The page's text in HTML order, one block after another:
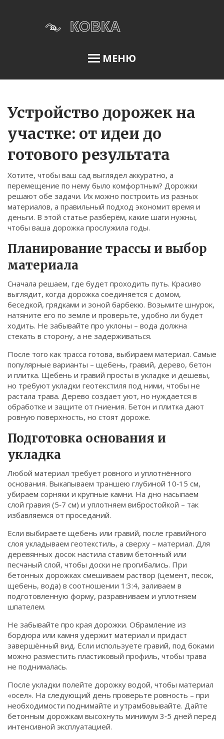
МЕНЮ
Меню
О нас
Условия использования
Политика конфиденциальности
ФЗ-152
Связаться
© 2026. Все права защищены.
Устройство дорожек на
участке: от идеи до
готового результата
Хотите, чтобы ваш сад выглядел аккуратно, а
перемещение по нему было комфортным? Дорожки
решают обе задачи. Их можно построить из разных
материалов, а правильный подход экономит время и
деньги. В этой статье разберём, какие шаги нужны,
чтобы ваша дорожка прослужила годы.
Планирование трассы и выбор
материала
Сначала решаем, где будет проходить путь. Красиво
выглядит, когда дорожка соединяется с домом,
беседкой, грядками и зоной барбекю. Возьмите шнурок,
натяните его по земле и проверьте, удобно ли будет
ходить. Не забывайте про уклоны – вода должна
стекать в сторону, а не задерживаться.
После того как трасса готова, выбираем материал. Самые
популярные варианты – щебень, гравий, дерево, бетон
и плитка. Щебень и гравий просты в укладке и дешевы,
но требуют укладки геотекстиля под ними, чтобы не
растала трава. Дерево создает уют, но нуждается в
обработке и защите от гниения. Бетон и плитка дают
ровную поверхность, но стоят дороже.
Подготовка основания и
укладка
Любой материал требует ровного и уплотнённого
основания. Выкапываем траншею глубиной 10‑15 см,
убираем сорняки и крупные камни. На дно насыпаем
слой гравия (5‑7 см) и уплотняем вибростойкой – так
избавляемся от проседаний.
Если выбираете щебень или гравий, после гравийного
слоя укладываем геотекстиль, а сверху – материал. Для
деревянных досок настила ставим бетонный или
песчаный слой, чтобы доски не прогибались. При
бетонных дорожках смешиваем раствор (цемент, песок,
щебень, вода) в соотношении 1:3:4, заливаем в
подготовленную форму, разравниваем и уплотняем
шпателем.
Не забывайте про края дорожки. Обрамление из
бордюра или камня удержит материал и придаст
завершённый вид. Если используете гравий, под боками
можно разместить пластиковый профиль, чтобы трава
не поднималась.
После укладки полейте дорожку водой, чтобы материал
«осел». На следующий день проверьте ровность – при
необходимости поднимайте и утрамбовывайте. Дайте
бетонным дорожкам высохнуть минимум 3‑5 дней перед
интенсивной эксплуатацией.